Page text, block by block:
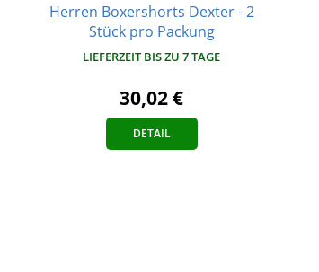
Herren Boxershorts Dexter - 2
Stück pro Packung
LIEFERZEIT BIS ZU 7 TAGE
30,02 €
DETAIL